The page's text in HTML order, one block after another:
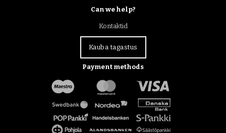
Can we help?
Kontaktid
Kauba tagastus
Payment methods